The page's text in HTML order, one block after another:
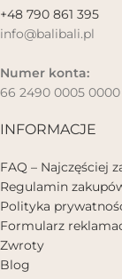
+48 790 861 395
info@balibali.pl
Numer konta:
66 2490 0005 0000
INFORMACJE
FAQ – Najczęściej
Regulamin
Polityka
Formularz
Zwroty
Blog